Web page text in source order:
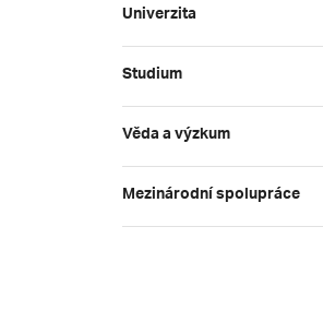
Univerzita
Studium
Věda a výzkum
Mezinárodní spolupráce